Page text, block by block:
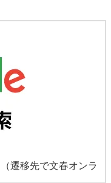
（遷移先で文春オンラ